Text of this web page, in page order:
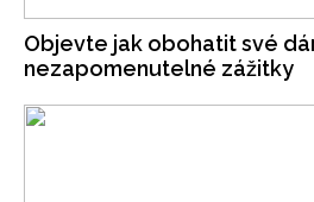
Objevte jak obohatit své
nezapomenutelné zážitky